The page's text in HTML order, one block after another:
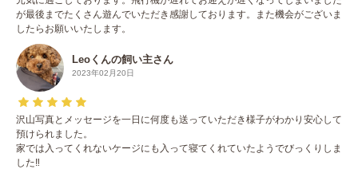
が最後までたくさん遊んでいただき感謝しております。また機会がございま
したらお願いいたします。
Leoくんの飼い主さん
2023年02月20日
沢山写真とメッセージを一日に何度も送っていただき様子がわかり安心して
預けられました。
家では入ってくれないケージにも入って寝てくれていたようでびっくりしま
した‼️